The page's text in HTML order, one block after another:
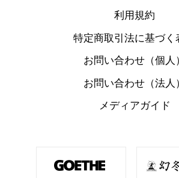
利用規約
特定商取引法に基づく
お問い合わせ（個人
お問い合わせ（法人
メディアガイド